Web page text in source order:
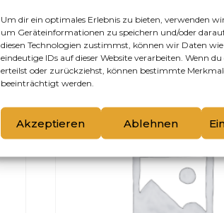
Um dir ein optimales Erlebnis zu bieten, verwenden
um Geräteinformationen zu speichern und/oder
diesen Technologien zustimmst, können wir Daten
eindeutige IDs auf dieser Website verarbeiten. Wenn
erteilst oder zurückziehst, können bestimmte
beeinträchtigt werden.
Akzeptieren Ablehnen